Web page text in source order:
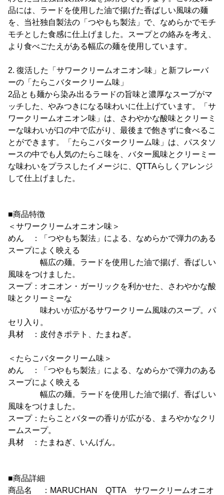
品には、ラードを使用した油で揚げた香ばしい風味の麺
を、当社独自製法の「つやもち製法」で、なめらかでモチ
モチとした食感に仕上げました。スープとの絡みを考え、
より食べごたえがある幅広の麺を使用しています。
2. 復活した「サワークリームオニオン味」と新フレーバ
ーの「たらこバタークリーム味」
2品とも麺から染み出るラードの旨味と濃厚なスープがマ
ッチした、やみつきになる味わいに仕上げています。「サ
ワークリームオニオン味」は、さわやかな酸味とクリーミ
ーな味わいが口の中で広がり、最後まで飽きずに食べるこ
とができます。「たらこバタークリーム味」は、パスタソ
ースの中でも人気のたらこ味を、バター風味とクリーミー
な味わいをプラスしたイメージに、QTTAらしくアレンジ
して仕上げました。
■商品特徴
＜サワークリームオニオン味＞
めん ：「つやもち製法」による、なめらかで弾力のある
スープによく映える
幅広の麺。ラードを使用した油で揚げ、香ばしい
風味をつけました。
スープ：オニオン・ガーリックを利かせた、さわやかな酸
味とクリーミーな
味わいが広がるサワークリーム風味のスープ。パ
セリ入り。
具材 ：皮付きポテト、たまねぎ。
＜たらこバタークリーム味＞
めん ：「つやもち製法」による、なめらかで弾力のある
スープによく映える
幅広の麺。ラードを使用した油で揚げ、香ばしい
風味をつけました。
スープ：たらことバターの香りが広がる、まろやかなクリ
ームスープ。
具材 ：たまねぎ、いんげん。
■商品詳細
商品名 ：MARUCHAN QTTA サワークリームオニオ